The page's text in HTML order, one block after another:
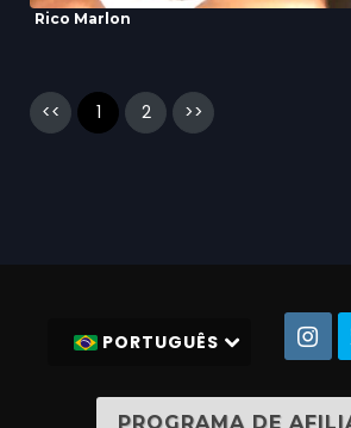
Rico Marlon
<< 1 2 >>
PORTUGUÊS
PROGRAMA DE